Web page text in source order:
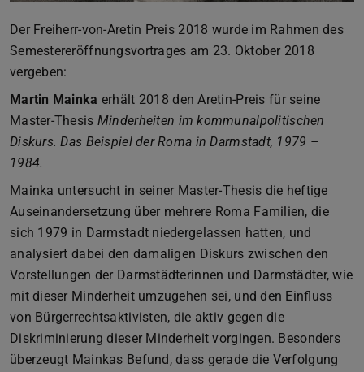
Der Freiherr-von-Aretin Preis 2018 wurde im Rahmen des
Semestereröffnungsvortrages am 23. Oktober 2018
vergeben:
Martin Mainka erhält 2018 den Aretin-Preis für seine
Master-Thesis Minderheiten im kommunalpolitischen
Diskurs. Das Beispiel der Roma in Darmstadt, 1979 –
1984.
Mainka untersucht in seiner Master-Thesis die heftige
Auseinandersetzung über mehrere Roma Familien, die
sich 1979 in Darmstadt niedergelassen hatten, und
analysiert dabei den damaligen Diskurs zwischen den
Vorstellungen der Darmstädterinnen und Darmstädter, wie
mit dieser Minderheit umzugehen sei, und den Einfluss
von Bürgerrechtsaktivisten, die aktiv gegen die
Diskriminierung dieser Minderheit vorgingen. Besonders
überzeugt Mainkas Befund, dass gerade die Verfolgung